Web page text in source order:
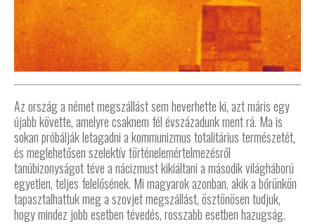
Az ország a német megszállást sem heverhette ki, azt máris egy
újabb követte, amelyre csaknem fél évszázadunk ment rá. Ma is
sokan próbálják letagadni a kommunizmus totalitárius természetét,
és meglehetősen szelektív történelemértelmezésről
tanúbizonyságot téve a nácizmust kikiáltani a második világháború
egyetlen, teljes felelősének. Mi magyarok azonban, akik a bőrünkön
tapasztalhattuk meg a szovjet megszállást, ösztönösen tudjuk,
hogy mindez jobb esetben tévedés, rosszabb esetben hazugság.